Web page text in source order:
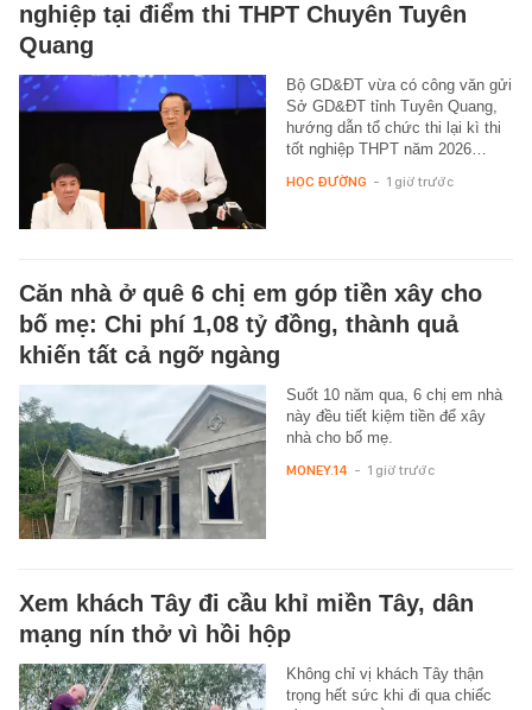
nghiệp tại điểm thi THPT Chuyên Tuyên
Quang
Bộ GD&ĐT vừa có công văn gửi
Sở GD&ĐT tỉnh Tuyên Quang,
hướng dẫn tổ chức thi lại kì thi
tốt nghiệp THPT năm 2026…
HỌC ĐƯỜNG - 1 giờ trước
Căn nhà ở quê 6 chị em góp tiền xây cho
bố mẹ: Chi phí 1,08 tỷ đồng, thành quả
khiến tất cả ngỡ ngàng
Suốt 10 năm qua, 6 chị em nhà
này đều tiết kiệm tiền để xây
nhà cho bố mẹ.
MONEY.14 - 1 giờ trước
Xem khách Tây đi cầu khỉ miền Tây, dân
mạng nín thở vì hồi hộp
Không chỉ vị khách Tây thận
trọng hết sức khi đi qua chiếc